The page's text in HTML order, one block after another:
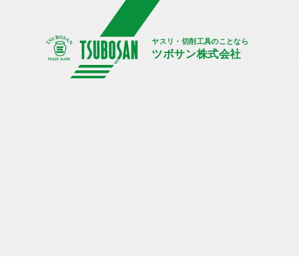
ヤスリ・切削工具のことなら
ツボサン株式会社